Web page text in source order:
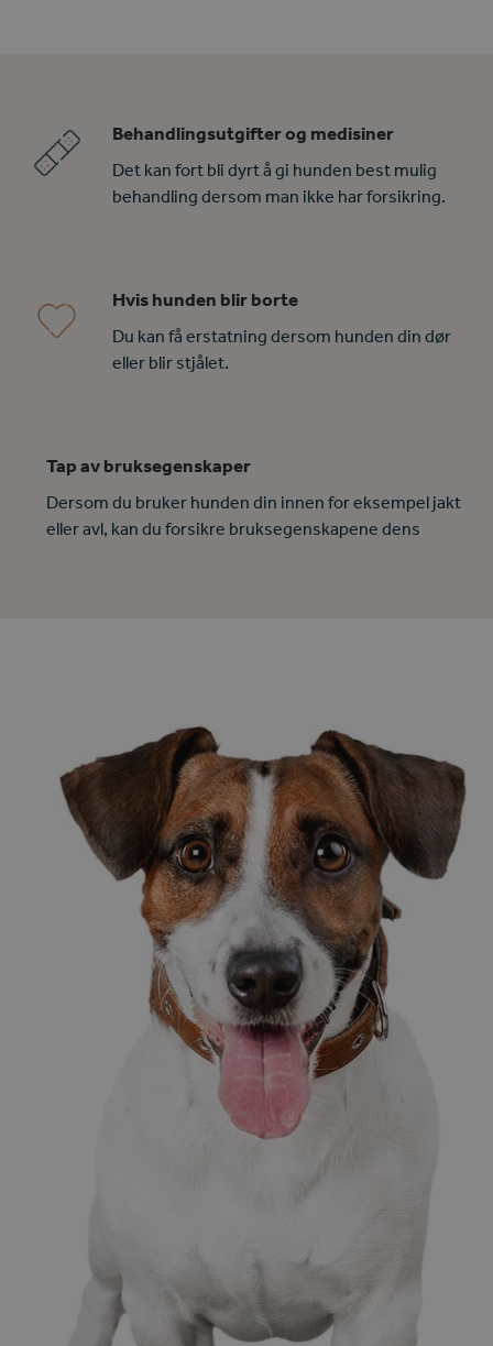
Behandlingsutgifter og medisiner
Det kan fort bli dyrt å gi hunden best mulig
behandling dersom man ikke har forsikring.
Hvis hunden blir borte
Du kan få erstatning dersom hunden din dør
eller blir stjålet.
Tap av bruksegenskaper
Dersom du bruker hunden din innen for eksempel jakt
eller avl, kan du forsikre bruksegenskapene dens